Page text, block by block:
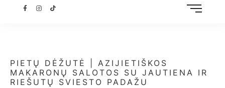
PIETŲ DĖŽUTĖ | AZIJIETIŠKOS
MAKARONŲ SALOTOS SU JAUTIENA IR
RIEŠUTŲ SVIESTO PADAŽU